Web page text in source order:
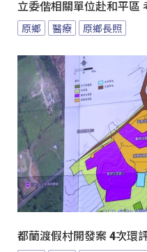
立委偕相關單位赴和平區
原鄉 醫療 原鄉長照
都蘭渡假村開發案 4次環